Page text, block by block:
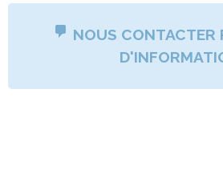
NOUS CONTACTER